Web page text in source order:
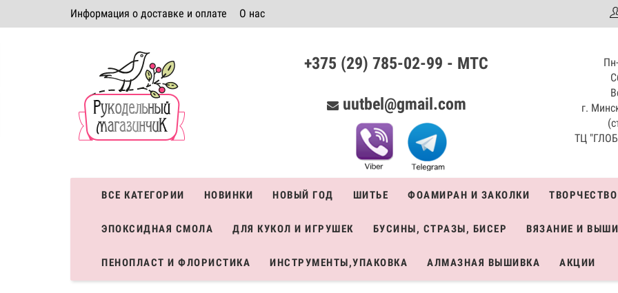
Информация о доставке и оплате О нас
Система скидок +375 (29) 785-02-99 - МТС
uutbel@gmail.com
г.
ТЦ
ВСЕ КАТЕГОРИИ НОВИНКИ НОВЫЙ ГОД ШИТЬЕ ФОАМИРАН И ЗАКОЛКИ ТВОРЧЕСТВО
ЭПОКСИДНАЯ СМОЛА ДЛЯ КУКОЛ И ИГРУШЕК БУСИНЫ, СТРАЗЫ, БИСЕР ВЯЗАНИЕ И
ПЕНОПЛАСТ И ФЛОРИСТИКА ИНСТРУМЕНТЫ,УПАКОВКА АЛМАЗНАЯ ВЫШИВКА АКЦИИ